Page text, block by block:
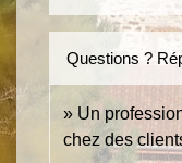
Questions ?
Un
chez des